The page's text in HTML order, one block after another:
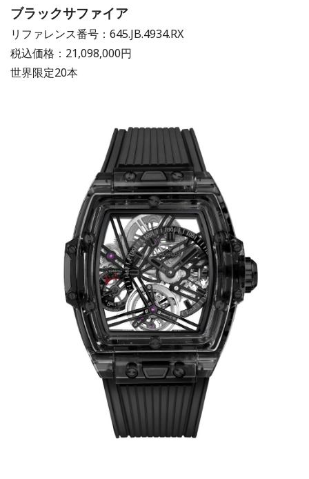
ブラックサファイア
リファレンス番号：645.JB.4934.RX
税込価格：21,098,000円
世界限定20本